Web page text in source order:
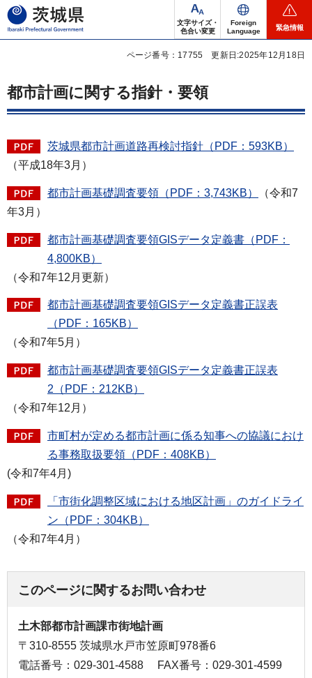
茨城県
文字サイズ・
色合い変更
Foreign
Language
緊急情報
ページ番号：17755 更新日:2025年12月18日
都市計画に関する指針・要領
茨城県都市計画道路再検討指針（PDF：593KB）
（平成18年3月）
都市計画基礎調査要領（PDF：3,743KB）
（令和7
年3月）
都市計画基礎調査要領GISデータ定義書（PDF：
4,800KB）
（令和7年12月更新）
都市計画基礎調査要領GISデータ定義書正誤表
（PDF：165KB）
（令和7年5月）
都市計画基礎調査要領GISデータ定義書正誤表
2（PDF：212KB）
（令和7年12月）
市町村が定める都市計画に係る知事への協議におけ
る事務取扱要領（PDF：408KB）
(令和7年4月)
「市街化調整区域における地区計画」のガイドライ
ン（PDF：304KB）
（令和7年4月）
このページに関するお問い合わせ
土木部都市計画課市街地計画
〒310-8555 茨城県水戸市笠原町978番6
電話番号：029-301-4588
FAX番号：029-301-4599